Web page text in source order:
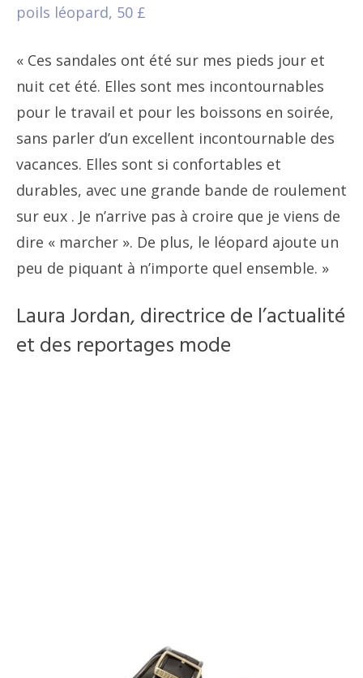
poils léopard, 50 £
« Ces sandales ont été sur mes pieds jour et
nuit cet été. Elles sont mes incontournables
pour le travail et pour les boissons en soirée,
sans parler d’un excellent incontournable des
vacances. Elles sont si confortables et
durables, avec une grande bande de roulement
sur eux . Je n’arrive pas à croire que je viens de
dire « marcher ». De plus, le léopard ajoute un
peu de piquant à n’importe quel ensemble. »
Laura Jordan, directrice de l’actualité
et des reportages mode